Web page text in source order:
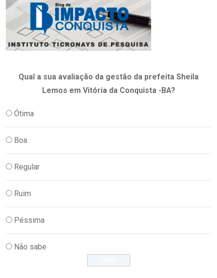
Qual a sua avaliação da gestão da prefeita Sheila
Lemos em Vitória da Conquista -BA?
Ótima
Boa
Regular
Ruim
Péssima
Não sabe